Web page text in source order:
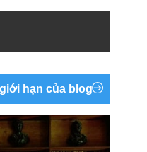
hạn của blog